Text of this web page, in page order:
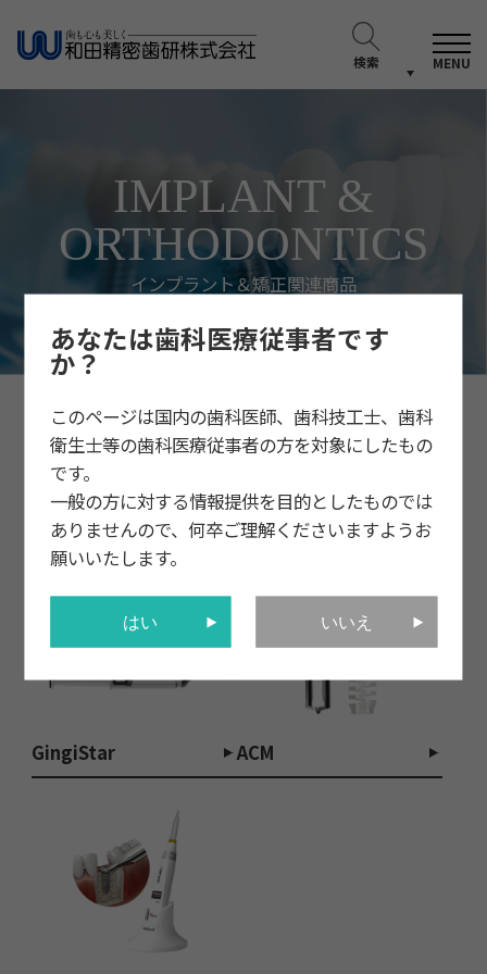
検索 MENU
あなたは歯科医療従事者です
か？
このページは国内の歯科医師、歯科技工士、歯科
衛生士等の歯科医療従事者の方を対象にしたもの
です。
一般の方に対する情報提供を目的としたものでは
ありませんので、何卒ご理解くださいますようお
願いいたします。
はい いいえ
IMPLANT &
ORTHODONTICS
インプラント＆矯正関連商品
ネオバイオテック社商品
GingiStar ACM